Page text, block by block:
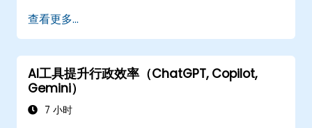
查看更多...
AI工具提升行政效率（ChatGPT, Copilot,
Gemini）
7 小时